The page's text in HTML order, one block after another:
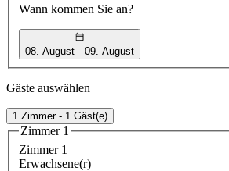
Wann kommen Sie an?
08. August 09. August
Gäste auswählen
1 Zimmer - 1 Gäst(e)
Zimmer 1
Zimmer 1
Erwachsene(r)